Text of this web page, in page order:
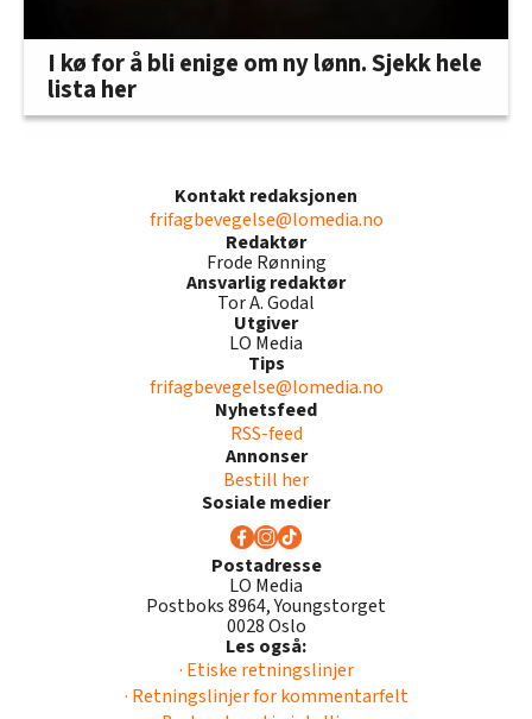
I kø for å bli enige om ny lønn. Sjekk hele
lista her
Kontakt redaksjonen
frifagbevegelse@lomedia.no
Redaktør
Frode Rønning
Ansvarlig redaktør
Tor A. Godal
Utgiver
LO Media
Tips
frifagbevegelse@lomedia.no
Nyhetsfeed
RSS-feed
Annonser
Bestill her
Sosiale medier
Postadresse
LO Media
Postboks 8964, Youngstorget
0028 Oslo
Les også:
· Etiske retningslinjer
· Retningslinjer for kommentarfelt